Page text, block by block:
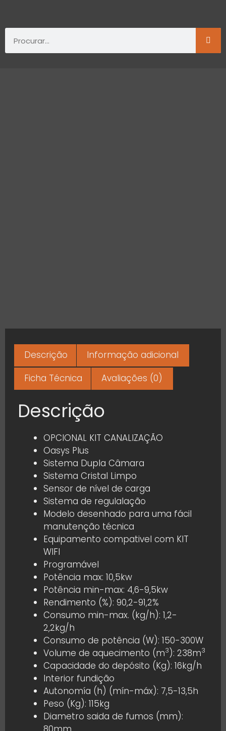
Descrição
Informação adicional
Ficha Técnica
Avaliações (0)
Descrição
OPCIONAL KIT CANALIZAÇÃO
Oasys Plus
Sistema Dupla Câmara
Sistema Cristal Limpo
Sensor de nível de carga
Sistema de regulalação
Modelo desenhado para uma fácil
manutenção técnica
Equipamento compativel com KIT
WIFI
Programável
Potência max: 10,5kw
Potência min-max: 4,6-9,5kw
Rendimento (%): 90,2-91,2%
Consumo min-max. (kg/h): 1,2-
2,2kg/h
Consumo de potência (W): 150-300W
Volume de aquecimento (m3 ): 238m3
Capacidade do depósito (Kg): 16kg/h
Interior fundição
Autonomía (h) (mín-máx): 7,5-13,5h
Peso (Kg): 115kg
Diametro saida de fumos (mm):